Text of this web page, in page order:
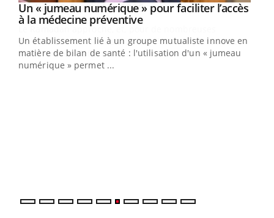
Youtube
Un « jumeau numérique » pour faciliter l’accès
à la médecine préventiveYoutube
Un établissement lié à un groupe mutualiste innove en
matière de bilan de santé : l'utilisation d'un « jumeau
numérique » permet ...